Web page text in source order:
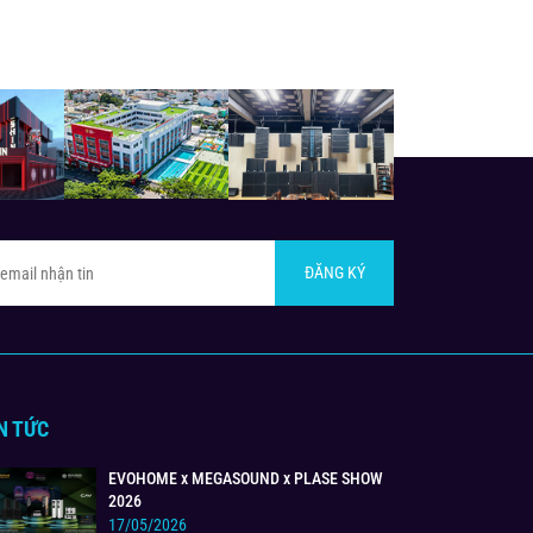
ĐĂNG KÝ
TỨC
EVOHOME x MEGASOUND x PLASE SHOW
2026
17/05/2026